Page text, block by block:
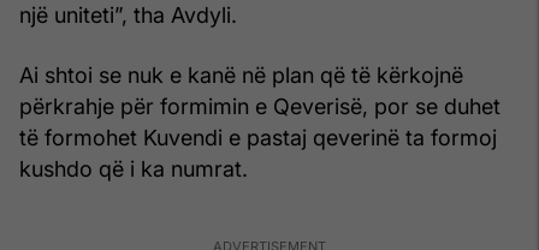
një uniteti”, tha Avdyli.
Ai shtoi se nuk e kanë në plan që të kërkojnë
përkrahje për formimin e Qeverisë, por se duhet
të formohet Kuvendi e pastaj qeverinë ta formoj
kushdo që i ka numrat.